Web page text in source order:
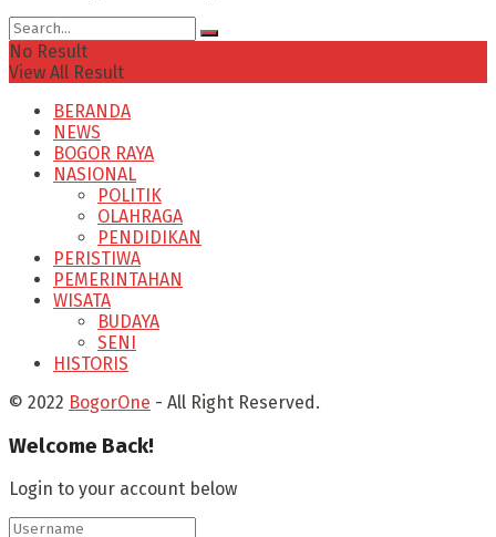
No Result
View All Result
BERANDA
NEWS
BOGOR RAYA
NASIONAL
POLITIK
OLAHRAGA
PENDIDIKAN
PERISTIWA
PEMERINTAHAN
WISATA
BUDAYA
SENI
HISTORIS
© 2022 BogorOne - All Right Reserved.
Welcome Back!
Login to your account below